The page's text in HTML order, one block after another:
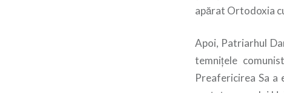
apărat Ortodoxia
Apoi, Patriarhul
temniţele
Preafericirea Sa